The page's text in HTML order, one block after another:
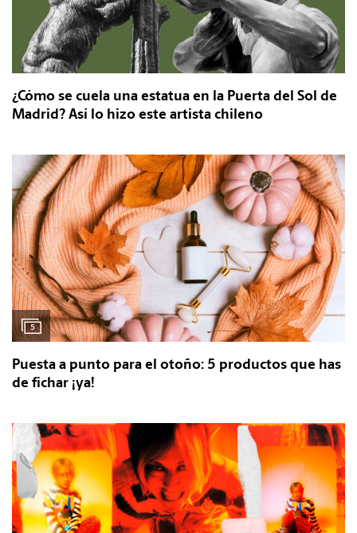
¿Cómo se cuela una estatua en la Puerta del Sol de
Madrid? Así lo hizo este artista chileno
5
Puesta a punto para el otoño: 5 productos que has
de fichar ¡ya!